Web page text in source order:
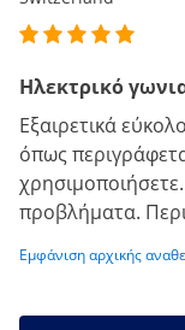
Ηλεκτρικό
Εξαιρετικά
όπως
προβλήματα.
Εμφάνιση αρχικής